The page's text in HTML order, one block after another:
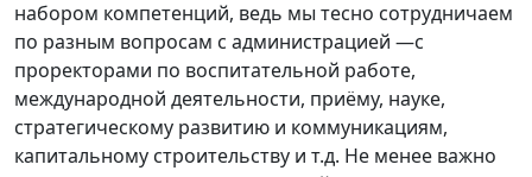
набором компетенций, ведь мы тесно сотрудничаем
по разным вопросам с администрацией —с
проректорами по воспитательной работе,
международной деятельности, приёму, науке,
стратегическому развитию и коммуникациям,
капитальному строительству и т.д. Не менее важно